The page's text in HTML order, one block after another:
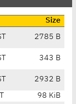
Size
2785 B
343 B
2932 B
98 KiB